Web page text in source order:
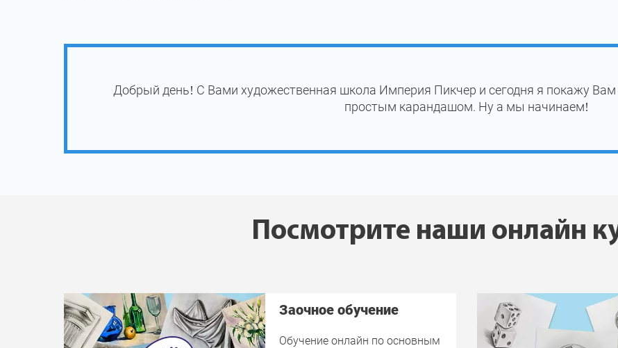
Добрый день! С Вами художественная школа Империя Пикчер и сегодня я покажу
простым карандашом. Ну а мы начинаем!
Посмотрите наши онлайн
Заочное обучение
Обучение онлайн по основным